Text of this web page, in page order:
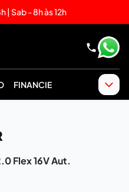
| Sab - 8h às 12h
FINANCIE
Flex 16V Aut.